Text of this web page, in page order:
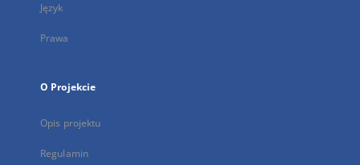
Język
Prawa
O Projekcie
Opis projektu
Regulamin